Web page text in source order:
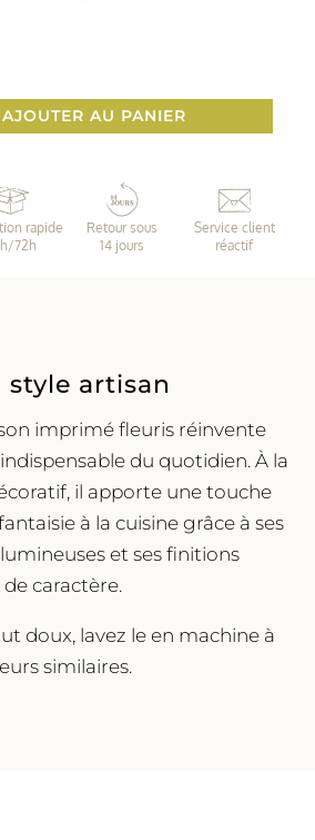
AJOUTER AU PANIER
rapide
72h
Retour sous
14 jours
Service client
réactif
artisan
imprimé fleuris réinvente
du quotidien. À la
il apporte une touche
à la cuisine grâce à ses
et ses finitions
caractère.
doux, lavez le en machine à
similaires.